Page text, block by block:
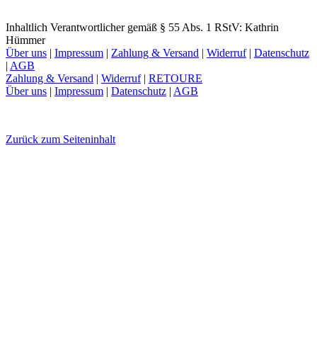
Inhaltlich Verantwortlicher gemäß § 55 Abs. 1 RStV: Kathrin
Hümmer
Über uns | Impressum | Zahlung & Versand | Widerruf| Datenschutz
| AGB
Zahlung & Versand | Widerruf | RETOURE
Über uns | Impressum | Datenschutz | AGB
Zurück zum Seiteninhalt